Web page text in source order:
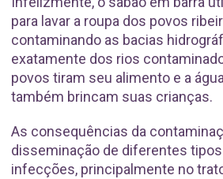
para lavar a roupa dos povos
contaminando as bacias
exatamente dos rios
povos tiram seu alimento e a
também brincam suas crianças.
As consequências da
disseminação de diferentes
infecções, principalmente no